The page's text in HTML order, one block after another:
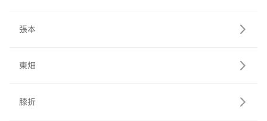
張本
東畑
膝折